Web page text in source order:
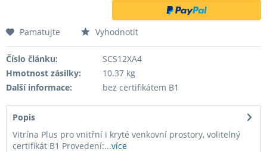
Pamatujte Vyhodnotit
Číslo článku:
SCS12XA4
Hmotnost zásilky:
10.37 kg
Další informace:
bez certifikátem B1
Popis
Vitrína Plus pro vnitřní i kryté venkovní prostory, volitelný
certifikát B1 Provedení:...více